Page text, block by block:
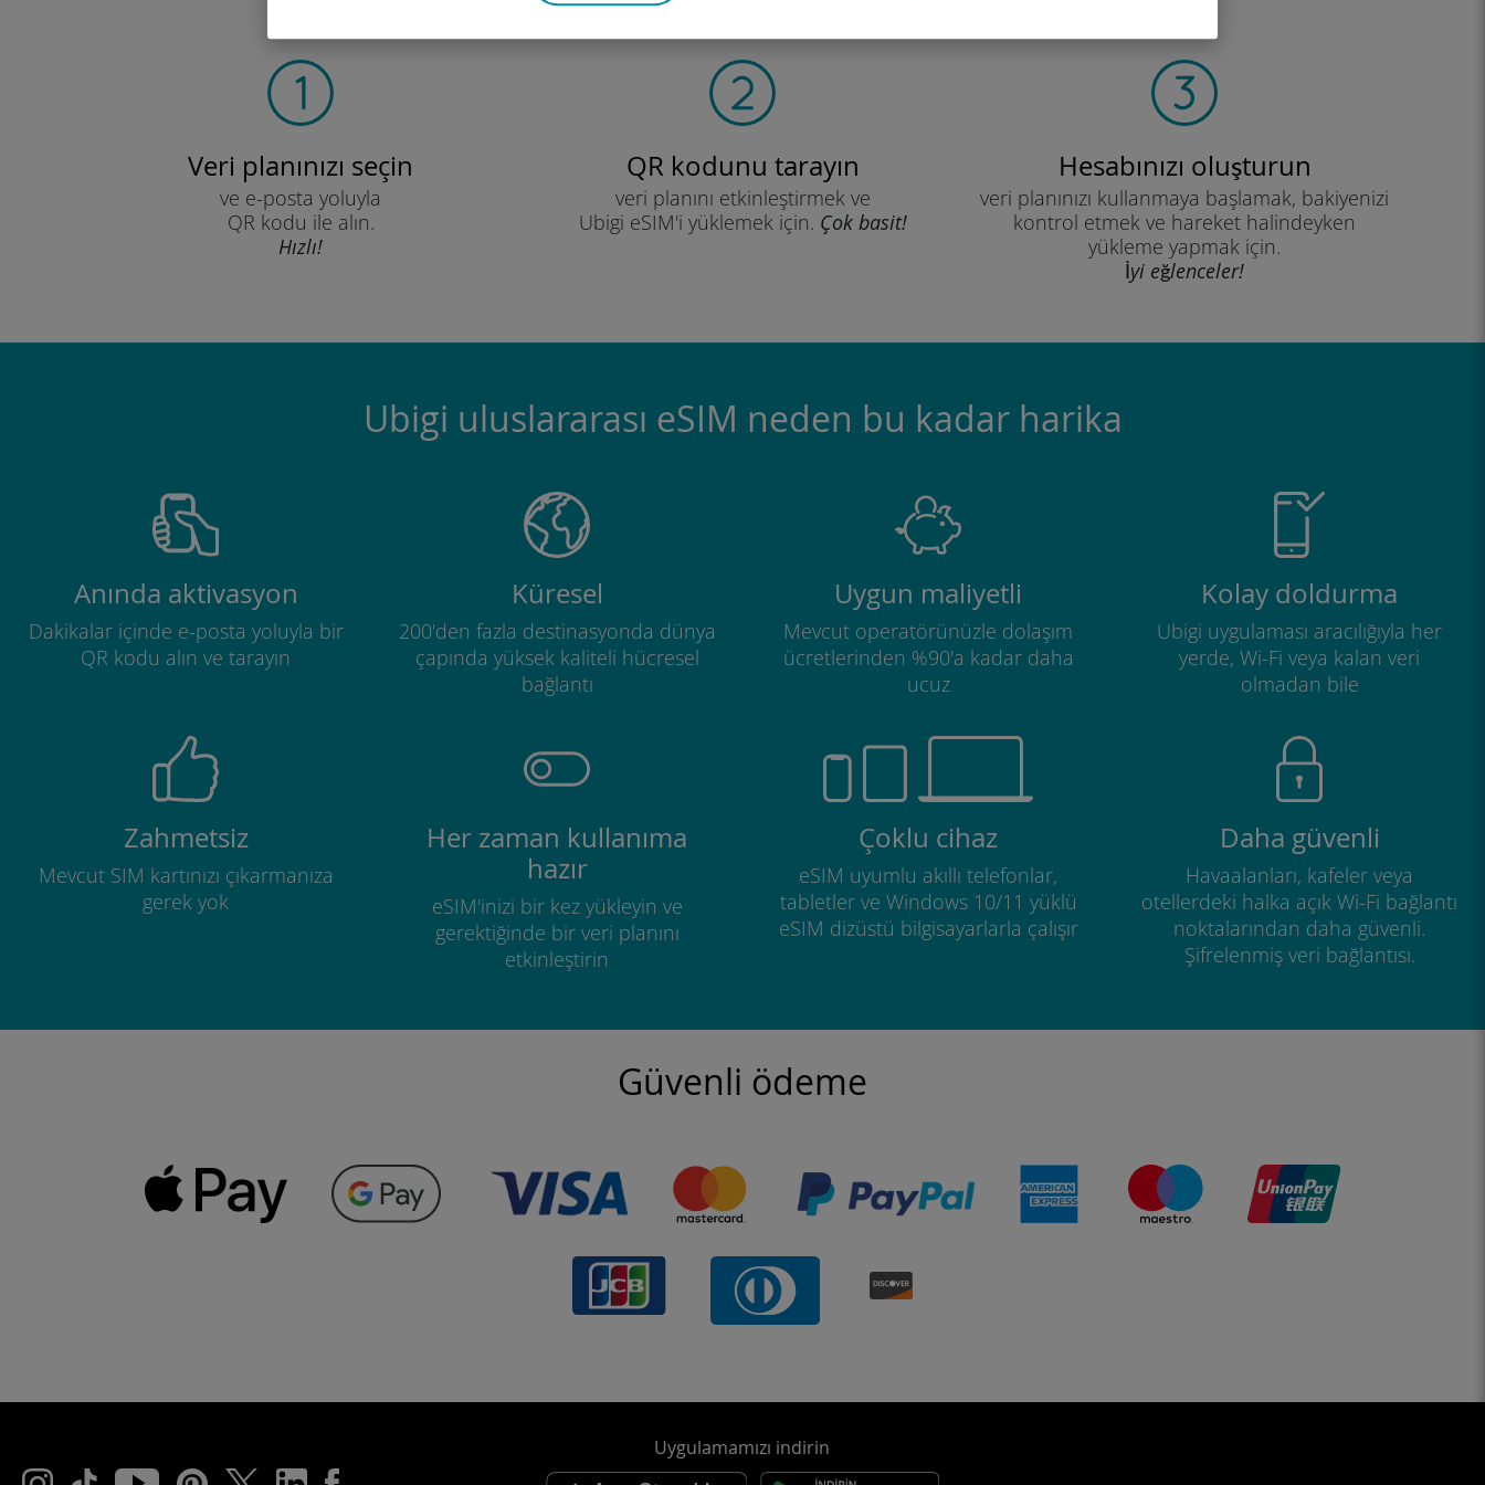
Veri planınızı seçin
ve e-posta yoluyla
QR kodu ile alın.
Hızlı!
QR kodunu tarayın
veri planını etkinleştirmek ve
Ubigi eSIM'i yüklemek için. Çok basit!
Hesabınızı oluşturun
veri planınızı kullanmaya başlamak, bakiyenizi
kontrol etmek ve hareket halindeyken
yükleme yapmak için.
İyi eğlenceler!
Ubigi uluslararası eSIM neden bu kadar harika
Anında aktivasyon
Dakikalar içinde e-posta yoluyla bir
QR kodu alın ve tarayın
Küresel
200'den fazla destinasyonda dünya
çapında yüksek kaliteli hücresel
bağlantı
Uygun maliyetli
Mevcut operatörünüzle dolaşım
ücretlerinden %90'a kadar daha
ucuz
Kolay doldurma
Ubigi uygulaması aracılığıyla her
yerde, Wi-Fi veya kalan veri
olmadan bile
Zahmetsiz
Mevcut SIM kartınızı çıkarmanıza
gerek yok
Her zaman kullanıma
hazır
eSIM'inizi bir kez yükleyin ve
gerektiğinde bir veri planını
etkinleştirin
Çoklu cihaz
eSIM uyumlu akıllı telefonlar,
tabletler ve Windows 10/11 yüklü
eSIM dizüstü bilgisayarlarla çalışır
Daha güvenli
Havaalanları, kafeler veya
otellerdeki halka açık Wi-Fi bağlantı
noktalarından daha güvenli.
Şifrelenmiş veri bağlantısı.
Güvenli ödeme
Uygulamamızı indirin